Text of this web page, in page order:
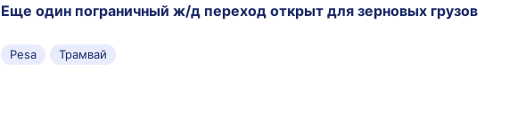
Еще один пограничный ж/д переход открыт для зерновых грузов
Pesa Трамвай